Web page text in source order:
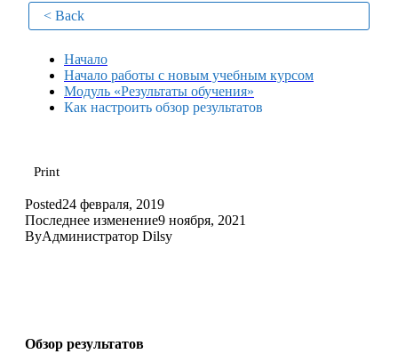
< Back
Начало
Начало работы с новым учебным курсом
Модуль «Результаты обучения»
Как настроить обзор результатов
Print
Posted24 февраля, 2019
Последнее изменение9 ноября, 2021
ByАдминистратор Dilsy
Обзор результатов